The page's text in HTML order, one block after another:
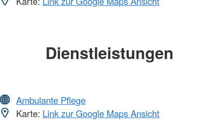
Dienstleistungen
Ambulante Pflege
Karte: Link zur Google Maps Ansicht